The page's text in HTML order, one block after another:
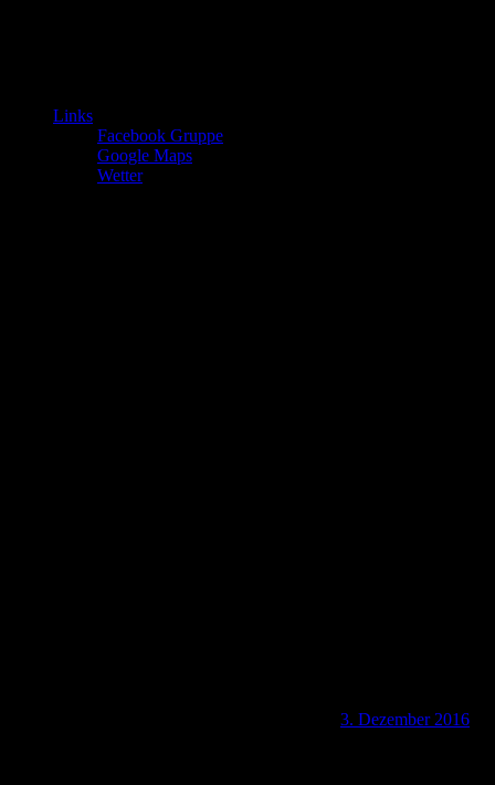
Links
Facebook Gruppe
Google Maps
Wetter
3. Dezember 2016